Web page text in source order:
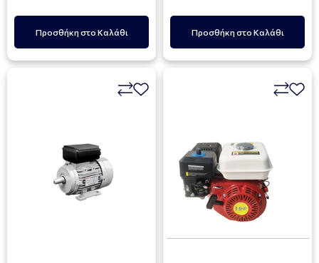
Προσθήκη στο Καλάθι Προσθήκη στο Καλάθι